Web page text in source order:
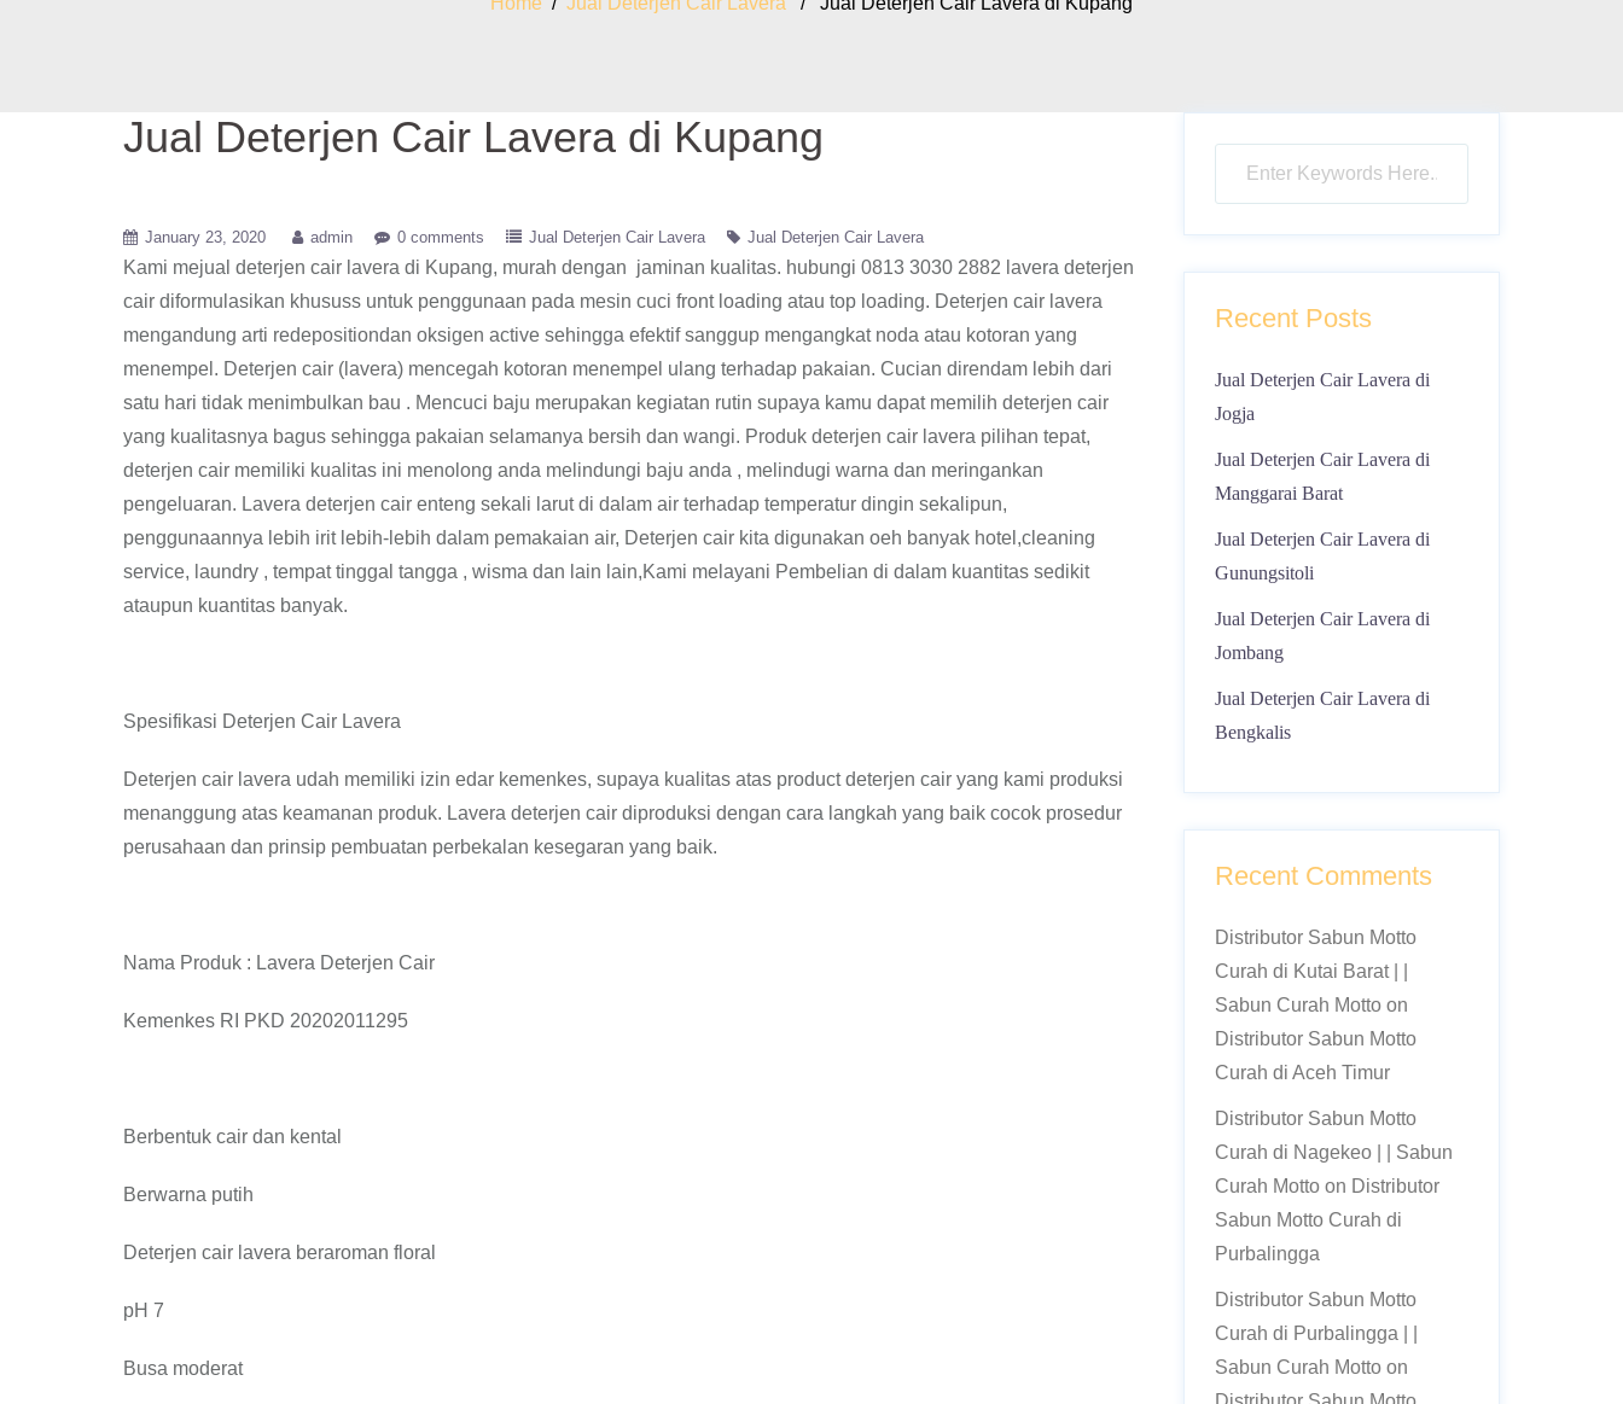
Jual Deterjen Cair Lavera di Kupang
January 23, 2020 admin 0 comments Jual Deterjen Cair Lavera Jual Deterjen Cair Lavera
Kami mejual deterjen cair lavera di Kupang, murah dengan jaminan kualitas. hubungi 0813 3030 2882 lavera deterjen
cair diformulasikan khususs untuk penggunaan pada mesin cuci front loading atau top loading. Deterjen cair lavera
mengandung arti redepositiondan oksigen active sehingga efektif sanggup mengangkat noda atau kotoran yang
menempel. Deterjen cair (lavera) mencegah kotoran menempel ulang terhadap pakaian. Cucian direndam lebih dari
satu hari tidak menimbulkan bau . Mencuci baju merupakan kegiatan rutin supaya kamu dapat memilih deterjen cair
yang kualitasnya bagus sehingga pakaian selamanya bersih dan wangi. Produk deterjen cair lavera pilihan tepat,
deterjen cair memiliki kualitas ini menolong anda melindungi baju anda , melindugi warna dan meringankan
pengeluaran. Lavera deterjen cair enteng sekali larut di dalam air terhadap temperatur dingin sekalipun,
penggunaannya lebih irit lebih-lebih dalam pemakaian air, Deterjen cair kita digunakan oeh banyak hotel,cleaning
service, laundry , tempat tinggal tangga , wisma dan lain lain,Kami melayani Pembelian di dalam kuantitas sedikit
ataupun kuantitas banyak.
Spesifikasi Deterjen Cair Lavera
Deterjen cair lavera udah memiliki izin edar kemenkes, supaya kualitas atas product deterjen cair yang kami produksi
menanggung atas keamanan produk. Lavera deterjen cair diproduksi dengan cara langkah yang baik cocok prosedur
perusahaan dan prinsip pembuatan perbekalan kesegaran yang baik.
Nama Produk : Lavera Deterjen Cair
Kemenkes RI PKD 20202011295
Berbentuk cair dan kental
Berwarna putih
Deterjen cair lavera beraroman floral
pH 7
Busa moderat
Recent Posts
Jual Deterjen Cair Lavera di
Jogja
Jual Deterjen Cair Lavera di
Manggarai Barat
Jual Deterjen Cair Lavera di
Gunungsitoli
Jual Deterjen Cair Lavera di
Jombang
Jual Deterjen Cair Lavera di
Bengkalis
Recent Comments
Distributor Sabun Motto
Curah di Kutai Barat | |
Sabun Curah Mottoon
Distributor Sabun Motto
Curah di Aceh Timur
Distributor Sabun Motto
Curah di Nagekeo | | Sabun
Curah Mottoon Distributor
Sabun Motto Curah di
Purbalingga
Distributor Sabun Motto
Curah di Purbalingga | |
Sabun Curah Mottoon